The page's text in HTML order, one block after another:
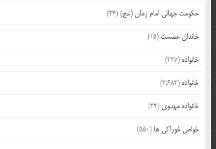
حکومت جهانی امام زمان (عج)(24)
خاندان عصمت (15)
خانواده (227)
خانواده (2,682)
خانواده مهدوی (22)
خواص خوراکی ها (550)